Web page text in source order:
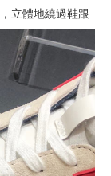
立體地繞過鞋跟